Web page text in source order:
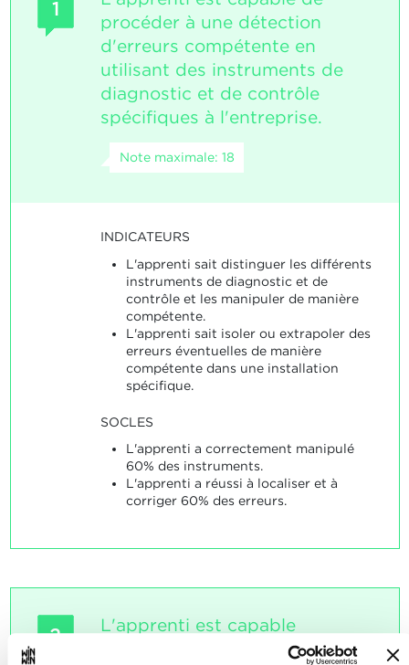
1
procéder à une détection
d'erreurs compétente en
utilisant des instruments de
diagnostic et de contrôle
spécifiques à l'entreprise.
Note maximale: 18
INDICATEURS
L'apprenti sait distinguer les différents
instruments de diagnostic et de
contrôle et les manipuler de manière
compétente.
L'apprenti sait isoler ou extrapoler des
erreurs éventuelles de manière
compétente dans une installation
spécifique.
SOCLES
L'apprenti a correctement manipulé
60% des instruments.
L'apprenti a réussi à localiser et à
corriger 60% des erreurs.
2
L'apprenti est capable
d'analyser des imperfections